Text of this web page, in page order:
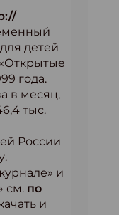
детей
года.
в месяц,
тыс.
России
и
см. по
и